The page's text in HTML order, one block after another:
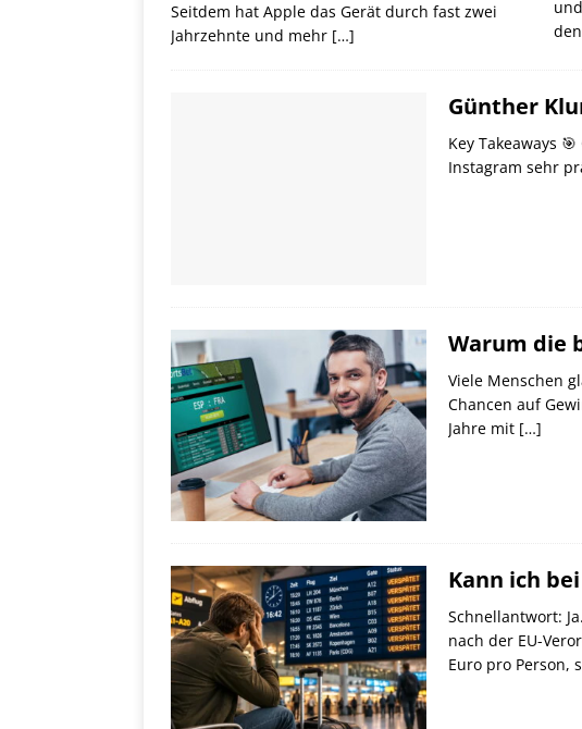
Seitdem hat Apple das Gerät durch fast zwei
Jahrzehnte und mehr […]
den
Günther
Key Takeaways
Instagram sehr
Warum die
Viele Menschen
Chancen auf
Jahre mit […]
Kann ich
Schnellantwort:
nach der EU-
Euro pro Person,